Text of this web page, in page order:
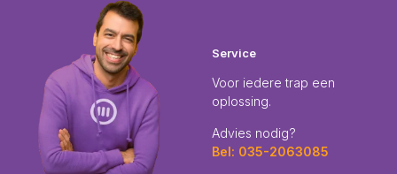
Service
Voor iedere trap een
oplossing.
Advies nodig?
Bel: 035-2063085